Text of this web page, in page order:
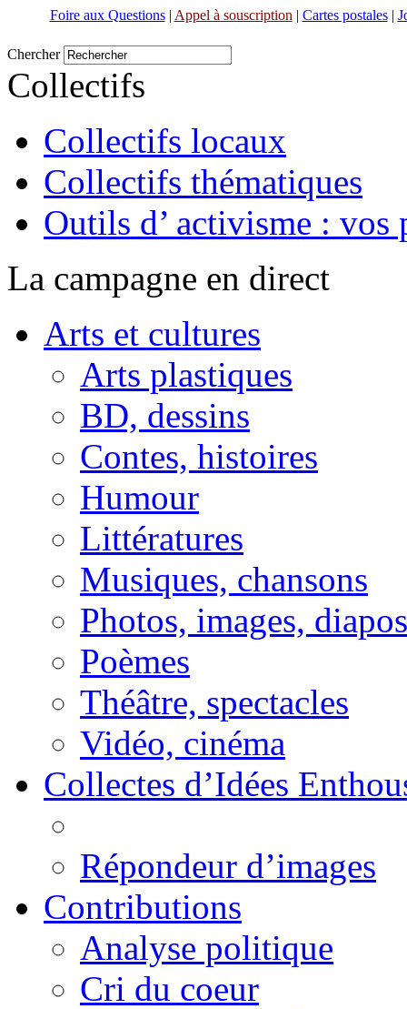
Foire aux Questions| Appel à souscription | Cartes postales|
Chercher
Collectifs
Collectifs locaux
Collectifs thématiques
Outils d’ activisme : vos
La campagne en direct
Arts et cultures
Arts plastiques
BD, dessins
Contes, histoires
Humour
Littératures
Musiques, chansons
Photos, images, diapos
Poèmes
Théâtre, spectacles
Vidéo, cinéma
Collectes d’Idées
Répondeur d’images
Contributions
Analyse politique
Cri du coeur